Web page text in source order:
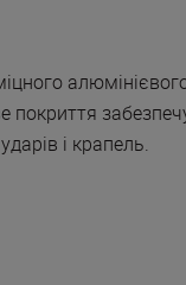
покриття
і крапель.